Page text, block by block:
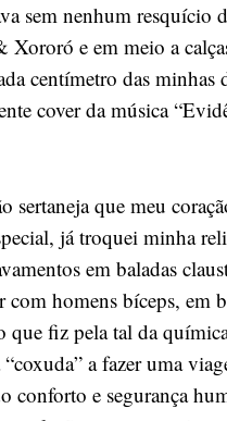
sem nenhum resquício
e em meio a
centímetro das minhas
cover da música
sertaneja que meu
já troquei minha
em baladas
homens bíceps, em
fiz pela tal da
a fazer uma
conforto e segurança